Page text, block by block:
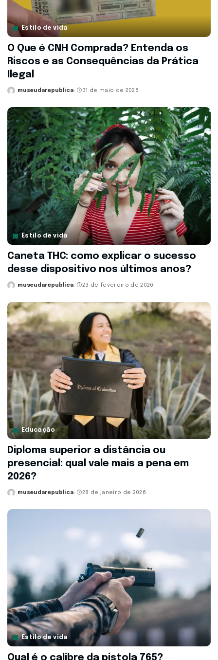
Estilo de vida
O Que é CNH Comprada? Entenda os
Riscos e as Consequências da Prática
Ilegal
Posted
museudarepublica 31 de maio de 2026
Estilo de vida
Caneta THC: como explicar o sucesso
desse dispositivo nos últimos anos?
Posted
museudarepublica 23 de fevereiro de 2026
Educação
Diploma superior a distância ou
presencial: qual vale mais a pena em
2026?
Posted
museudarepublica 28 de janeiro de 2026
Estilo de vida